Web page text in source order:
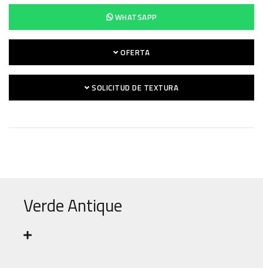
WHATSAPP
OFERTA
SOLICITUD DE TEXTURA
Verde Antique